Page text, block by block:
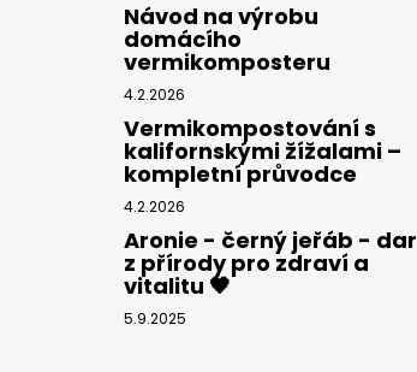
Návod na výrobu
domácího
vermikomposteru
4.2.2026
Vermikompostování s
kalifornskými žížalami –
kompletní průvodce
4.2.2026
Aronie - černý jeřáb - dar
z přírody pro zdraví a
vitalitu 🖤
5.9.2025